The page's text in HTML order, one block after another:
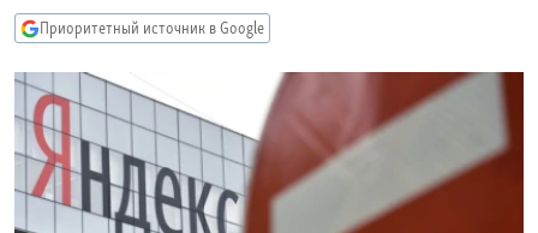
главной
навигации
Вернутся
поиску
IDEL.РЕАЛИИ
КАВКАЗ.РЕАЛИИ
СЕВЕР.РЕАЛИИ
СИБИРЬ.РЕАЛИИ
РАСПИСАНИЕ ВЕЩАНИЯ
Приоритетный источник в Google